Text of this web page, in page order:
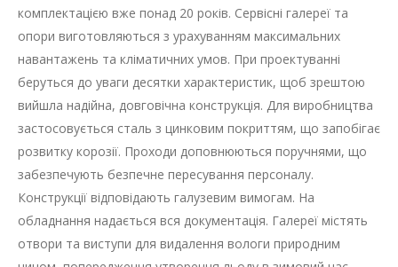
комплектацією вже понад 20 років. Сервісні галереї та
опори виготовляються з урахуванням максимальних
навантажень та кліматичних умов. При проектуванні
беруться до уваги десятки характеристик, щоб зрештою
вийшла надійна, довговічна конструкція. Для виробництва
застосовується сталь з цинковим покриттям, що запобігає
розвитку корозії. Проходи доповнюються поручнями, що
забезпечують безпечне пересування персоналу.
Конструкції відповідають галузевим вимогам. На
обладнання надається вся документація. Галереї містять
отвори та виступи для видалення вологи природним